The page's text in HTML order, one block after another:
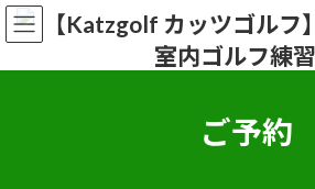
コ
ン
ン
ナ
ビ
ー
ご予約